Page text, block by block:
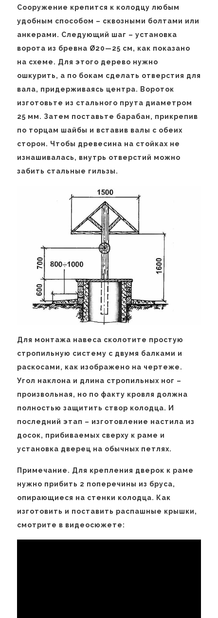
Сооружение крепится к колодцу любым
удобным способом – сквозными болтами или
анкерами. Следующий шаг – установка
ворота из бревна Ø20—25 см, как показано
на схеме. Для этого дерево нужно
ошкурить, а по бокам сделать отверстия для
вала, придерживаясь центра. Вороток
изготовьте из стального прута диаметром
25 мм. Затем поставьте барабан, прикрепив
по торцам шайбы и вставив валы с обеих
сторон. Чтобы древесина на стойках не
изнашивалась, внутрь отверстий можно
забить стальные гильзы.
Для монтажа навеса сколотите простую
стропильную систему с двумя балками и
раскосами, как изображено на чертеже.
Угол наклона и длина стропильных ног –
произвольная, но по факту кровля должна
полностью защитить створ колодца. И
последний этап – изготовление настила из
досок, прибиваемых сверху к раме и
установка дверец на обычных петлях.
Примечание. Для крепления дверок к раме
нужно прибить 2 поперечины из бруса,
опирающиеся на стенки колодца. Как
изготовить и поставить распашные крышки,
смотрите в видеосюжете: